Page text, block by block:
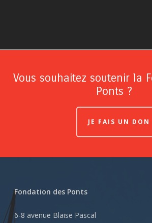
Vous souhaitez soutenir la
Ponts ?
JE FAIS UN DON
Fondation des Ponts
6-8 avenue Blaise Pascal